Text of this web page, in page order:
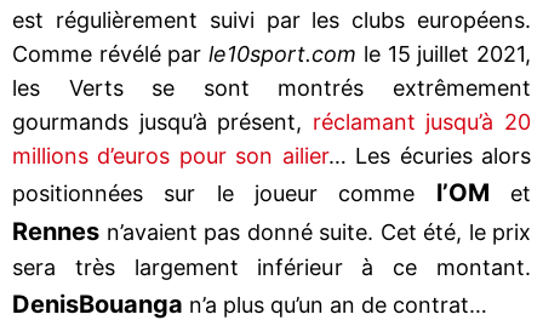
est régulièrement suivi par les clubs européens.
Comme révélé parle10sport.com le 15 juillet 2021,
les Verts se sont montrés extrêmement
gourmands jusqu’à présent, réclamant jusqu’à 20
millions d’euros pour son ailier… Les écuries alors
positionnées sur le joueur comme l’OM et
Rennes n’avaient pas donné suite. Cet été, le prix
sera très largement inférieur à ce montant.
DenisBouanga n’a plus qu’un an de contrat…